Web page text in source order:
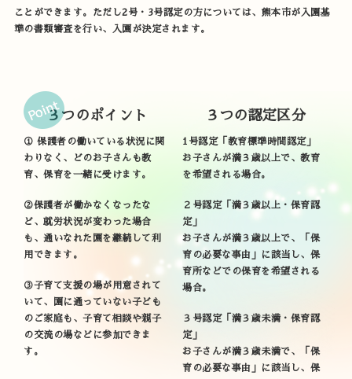
ことができます。ただし2号・3号認定の方については、熊本市が入園基
準の書類審査を行い、入園が決定されます。
３つのポイント
① 保護者の働いている状況に関
わりなく、どのお子さんも教
育、保育を一緒に受けます。
②保護者が働かなくなったな
ど、就労状況が変わった場合
も、通いなれた園を継続して利
用できます。
③子育て支援の場が用意されて
いて、園に通っていない子ども
のご家庭も、子育て相談や親子
の交流の場などに参加できま
す。
３つの認定区分
1号認定「教育標準時間認定」
お子さんが満３歳以上で、教育
を希望される場合。
２号認定「満３歳以上・保育認
定」
お子さんが満３歳以上で、「保
育の必要な事由」に該当し、保
育所などでの保育を希望される
場合。
３号認定「満３歳未満・保育認
定」
お子さんが満３歳未満で、「保
育の必要な事由」に該当し、保